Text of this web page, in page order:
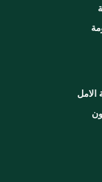
الامل